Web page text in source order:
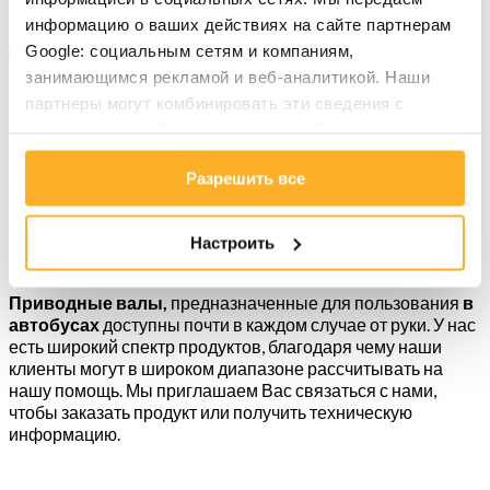
информацию о ваших действиях на сайте партнерам
Google: социальным сетям и компаниям,
занимающимся рекламой и веб-аналитикой. Наши
партнеры могут комбинировать эти сведения с
данными, которые они получили при использовании
Разрешить все
Настроить
+48 881 483 053
Приводные валы для
автобусов
Wały napędowe
Приводные валы, предназначенные для пользования в
автобусах доступны почти в каждом случае от руки. У нас
есть широкий спектр продуктов, благодаря чему наши
клиенты могут в широком диапазоне рассчитывать на
нашу помощь. Мы приглашаем Вас связаться с нами,
чтобы заказать продукт или получить техническую
информацию.